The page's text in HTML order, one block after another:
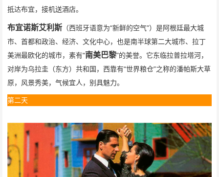
抵达布宜，接机送酒店。
布宜诺斯艾利斯 （西班牙语意为“新鲜的空气”）是阿根廷最大城
市、首都和政治、经济、文化中心，也是南半球第二大城市、拉丁
美洲最欧化的城市，素有“南美巴黎”的美誉。它东临拉普拉塔河，
对岸为乌拉圭（东方）共和国，西靠有“世界粮仓”之称的潘帕斯大草
原，风景秀美，气候宜人，别具魅力。
第二天